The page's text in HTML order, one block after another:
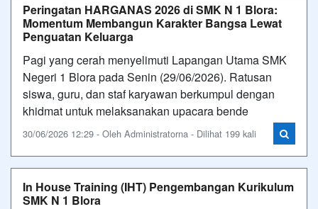
Peringatan HARGANAS 2026 di SMK N 1 Blora:
Momentum Membangun Karakter Bangsa Lewat
Penguatan Keluarga
Pagi yang cerah menyelimuti Lapangan Utama SMK
Negeri 1 Blora pada Senin (29/06/2026). Ratusan
siswa, guru, dan staf karyawan berkumpul dengan
khidmat untuk melaksanakan upacara bende
30/06/2026 12:29 - Oleh Administratorna - Dilihat 199 kali
In House Training (IHT) Pengembangan Kurikulum
SMK N 1 Blora